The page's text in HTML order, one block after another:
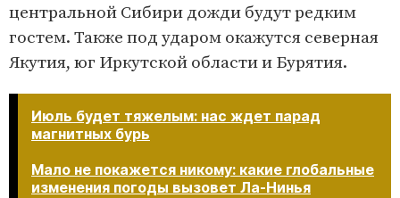
центральной Сибири дожди будут редким
гостем. Также под ударом окажутся северная
Якутия, юг Иркутской области и Бурятия.
Июль будет тяжелым: нас ждет парад
магнитных бурь
Мало не покажется никому: какие глобальные
изменения погоды вызовет Ла-Нинья